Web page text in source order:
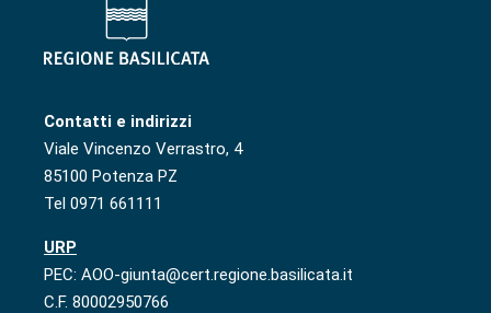
Contatti e indirizzi
Viale Vincenzo Verrastro, 4
85100 Potenza PZ
Tel 0971 661111
URP
PEC: AOO-giunta@cert.regione.basilicata.it
C.F. 80002950766